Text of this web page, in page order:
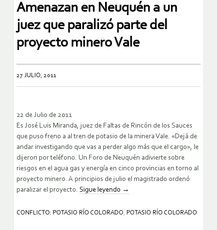
Amenazan en Neuquén a un
juez que paralizó parte del
proyecto minero Vale
27 JULIO, 2011
22 de Julio de 2011
Es José Luis Miranda, juez de Faltas de Rincón de los Sauces
que puso freno a al tren de potasio de la minera Vale. «Dejá de
andar investigando que vas a perder algo más que el cargo», le
dijeron por teléfono. Un Foro de Neuquén adivierte sobre
riesgos en el agua gas y energía en cinco provincias en torno al
proyecto minero. A principios de julio el magistrado ordenó
paralizar el proyecto. Sigue leyendo →
CONFLICTO: POTASIO RÍO COLORADO POTASIO RÍO COLORADO